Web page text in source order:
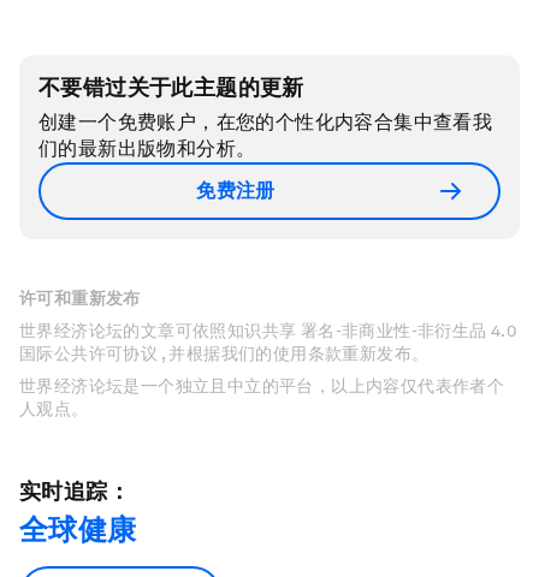
不要错过关于此主题的更新
创建一个免费账户，在您的个性化内容合集中查看我
们的最新出版物和分析。
免费注册
许可和重新发布
世界经济论坛的文章可依照知识共享 署名-非商业性-非衍生品 4.0
国际公共许可协议 , 并根据我们的使用条款重新发布。
世界经济论坛是一个独立且中立的平台，以上内容仅代表作者个
人观点。
实时追踪：
全球健康